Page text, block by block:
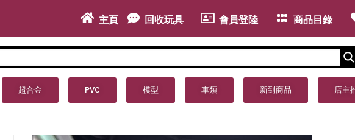
主頁 回收玩具 會員登陸 商品目錄
超合金 PVC 模型 車類 新到商品 店主